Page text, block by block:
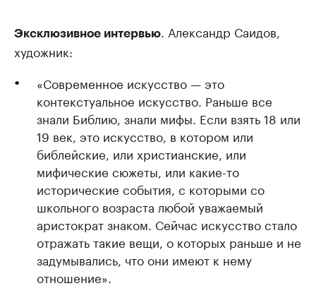
Эксклюзивное интервью
. Александр Саидов,
художник:
«Современное искусство — это
контекстуальное искусство. Раньше все
знали Библию, знали мифы. Если взять 18 или
19 век, это искусство, в котором или
библейские, или христианские, или
мифические сюжеты, или какие-то
исторические события, с которыми со
школьного возраста любой уважаемый
аристократ знаком. Сейчас искусство стало
отражать такие вещи, о которых раньше и не
задумывались, что они имеют к нему
отношение».